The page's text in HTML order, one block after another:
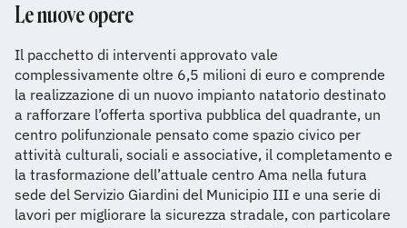
Le nuove opere
Il pacchetto di interventi approvato vale
complessivamente oltre 6,5 milioni di euro e comprende
la realizzazione di un nuovo impianto natatorio destinato
a rafforzare l’offerta sportiva pubblica del quadrante, un
centro polifunzionale pensato come spazio civico per
attività culturali, sociali e associative, il completamento e
la trasformazione dell’attuale centro Ama nella futura
sede del Servizio Giardini del Municipio III e una serie di
lavori per migliorare la sicurezza stradale, con particolare